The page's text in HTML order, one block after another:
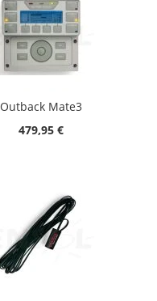
Outback Mate3
479,95 €